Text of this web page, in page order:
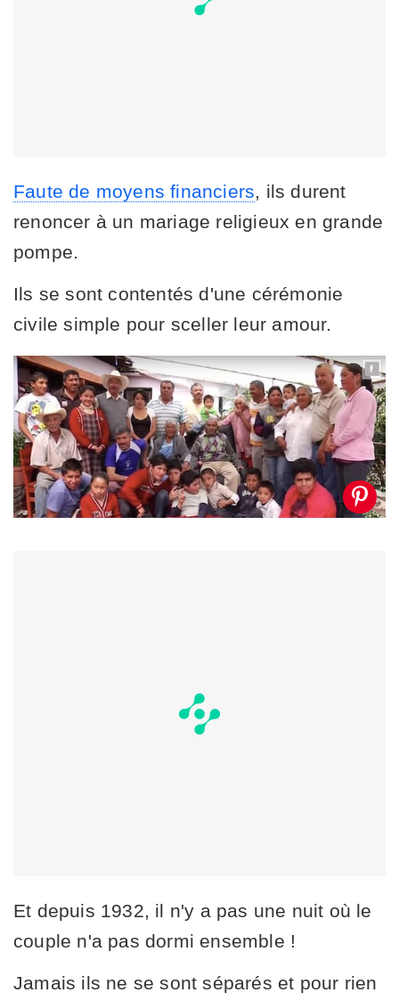
Faute de moyens financiers, ils durent
renoncer à un mariage religieux en grande
pompe.
Ils se sont contentés d'une cérémonie
civile simple pour sceller leur amour.
Et depuis 1932, il n'y a pas une nuit où le
couple n'a pas dormi ensemble !
Jamais ils ne se sont séparés et pour rien